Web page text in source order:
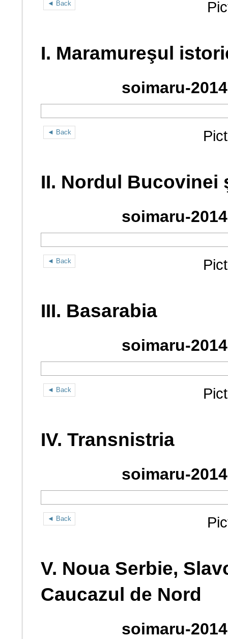
◄ Back
I. Maramureşul
soimaru-
◄ Back
II. Nordul Bucovinei
soimaru-
◄ Back
III. Basarabia
soimaru-
◄ Back
IV. Transnistria
soimaru-
◄ Back
V. Noua Serbie,
Caucazul de Nord
soimaru-